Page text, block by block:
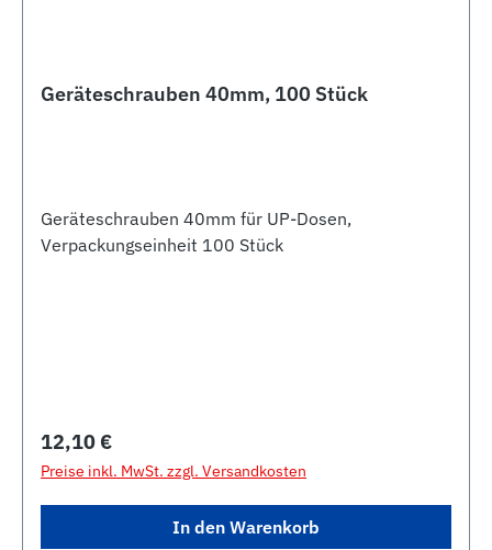
Geräteschrauben 40mm, 100 Stück
Geräteschrauben 40mm für UP-Dosen,
Verpackungseinheit 100 Stück
Regulärer Preis:
12,10 €
Preise inkl. MwSt. zzgl. Versandkosten
In den Warenkorb